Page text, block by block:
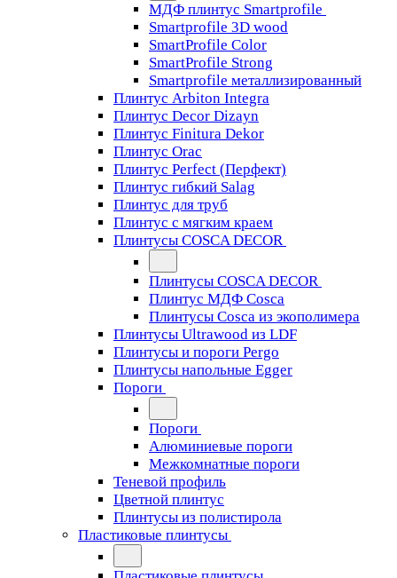
МДФ плинтус Smartprofile
Smartprofile 3D wood
SmartProfile Color
SmartProfile Strong
Smartprofile металлизированный
Плинтус Arbiton Integra
Плинтус Decor Dizayn
Плинтус Finitura Dekor
Плинтус Orac
Плинтус Perfect (Перфект)
Плинтус гибкий Salag
Плинтус для труб
Плинтус с мягким краем
Плинтусы COSCA DECOR
Плинтусы COSCA DECOR
Плинтус МДФ Cosca
Плинтусы Cosca из экополимера
Плинтусы Ultrawood из LDF
Плинтусы и пороги Pergo
Плинтусы напольные Egger
Пороги
Пороги
Алюминиевые пороги
Межкомнатные пороги
Теневой профиль
Цветной плинтус
Плинтусы из полистирола
Пластиковые плинтусы